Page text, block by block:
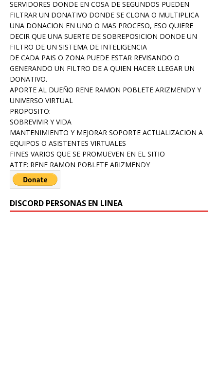
SERVIDORES DONDE EN COSA DE SEGUNDOS PUEDEN
FILTRAR UN DONATIVO DONDE SE CLONA O MULTIPLICA
UNA DONACION EN UNO O MAS PROCESO, ESO QUIERE
DECIR QUE UNA SUERTE DE SOBREPOSICION DONDE UN
FILTRO DE UN SISTEMA DE INTELIGENCIA
DE CADA PAIS O ZONA PUEDE ESTAR REVISANDO O
GENERANDO UN FILTRO DE A QUIEN HACER LLEGAR UN
DONATIVO.
APORTE AL DUEÑO RENE RAMON POBLETE ARIZMENDY Y
UNIVERSO VIRTUAL
PROPOSITO:
SOBREVIVIR Y VIDA
MANTENIMIENTO Y MEJORAR SOPORTE ACTUALIZACION A
EQUIPOS O ASISTENTES VIRTUALES
FINES VARIOS QUE SE PROMUEVEN EN EL SITIO
ATTE: RENE RAMON POBLETE ARIZMENDY
DISCORD PERSONAS EN LINEA